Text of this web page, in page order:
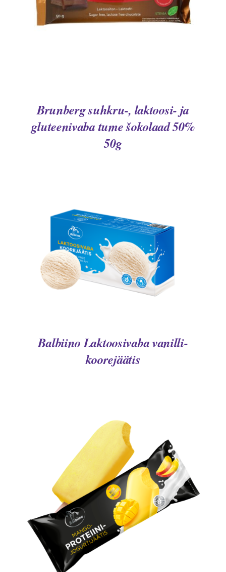
Brunberg suhkru-, laktoosi- ja
gluteenivaba tume šokolaad 50%
50g
DETAILS
Balbiino Laktoosivaba vanilli-
koorejäätis
DETAILS